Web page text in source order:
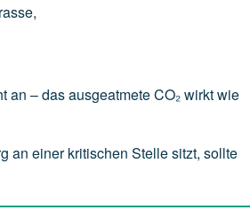
– das ausgeatmete CO₂ wirkt wie
an einer kritischen Stelle sitzt, sollte